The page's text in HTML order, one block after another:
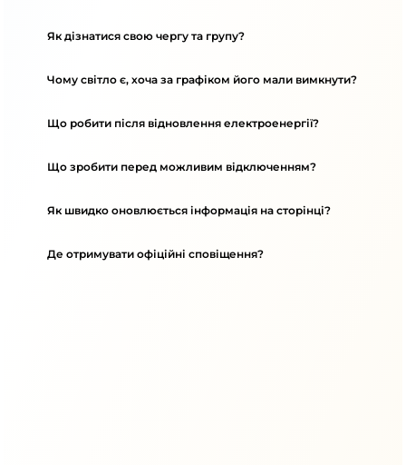
Як дізнатися свою чергу та групу?
Чому світло є, хоча за графіком його мали вимкнути?
Що робити після відновлення електроенергії?
Що зробити перед можливим відключенням?
Як швидко оновлюється інформація на сторінці?
Де отримувати офіційні сповіщення?